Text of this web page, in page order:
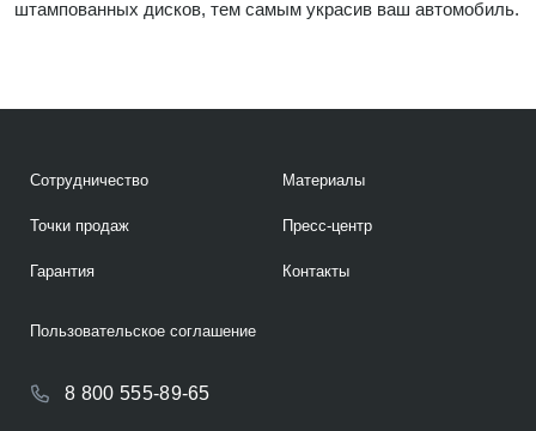
штампованных дисков, тем самым украсив ваш автомобиль.
Сотрудничество
Точки продаж
Гарантия
Материалы
Пресс-центр
Контакты
8 800 555-89-65
Пользовательское соглашение